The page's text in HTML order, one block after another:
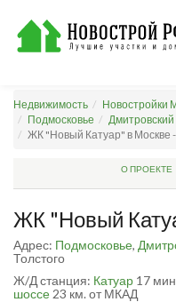
Недвижимость
Новостройки
Подмосковье
Дмитровский
ЖК "Новый Катуар" в Москве
О ПРОЕКТЕ
ЖК "Новый
Адрес: Подмосковье,
Толстого
Ж/Д станция: Катуар 17
шоссе 23 км. от МКАД